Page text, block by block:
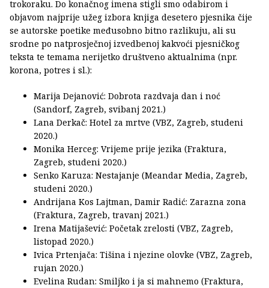
trokoraku. Do konačnog imena stigli smo odabirom i
objavom najprije užeg izbora knjiga desetero pjesnika čije
se autorske poetike međusobno bitno razlikuju, ali su
srodne po natprosječnoj izvedbenoj kakvoći pjesničkog
teksta te temama nerijetko društveno aktualnima (npr.
korona, potres i sl.):
Marija Dejanović: Dobrota razdvaja dan i noć
(Sandorf, Zagreb, svibanj 2021.)
Lana Derkač: Hotel za mrtve (VBZ, Zagreb, studeni
2020.)
Monika Herceg: Vrijeme prije jezika (Fraktura,
Zagreb, studeni 2020.)
Senko Karuza: Nestajanje (Meandar Media, Zagreb,
studeni 2020.)
Andrijana Kos Lajtman, Damir Radić: Zarazna zona
(Fraktura, Zagreb, travanj 2021.)
Irena Matijašević: Početak zrelosti (VBZ, Zagreb,
listopad 2020.)
Ivica Prtenjača: Tišina i njezine olovke (VBZ, Zagreb,
rujan 2020.)
Evelina Rudan: Smiljko i ja si mahnemo (Fraktura,